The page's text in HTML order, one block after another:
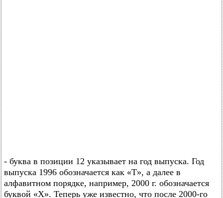
- буква в позиции 12 указывает на год выпуска. Год
выпуска 1996 обозначается как «T», а далее в
алфавитном порядке, например, 2000 г. обозначается
буквой «X». Теперь уже известно, что после 2000-го